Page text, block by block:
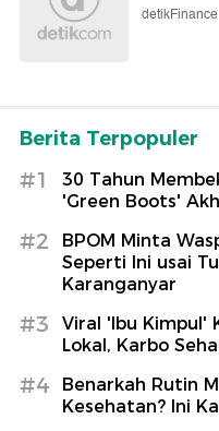
detikFinance
Berita Terpopuler
#1
30 Tahun
'Green Boots'
#2
BPOM Minta
Seperti Ini usai
Karanganyar
#3
Viral 'Ibu Kimpul'
Lokal, Karbo
#4
Benarkah Rutin
Kesehatan? Ini